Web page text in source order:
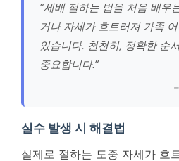
“세배 절하는 법을 처음 배우
거나 자세가 흐트러져 가족
있습니다. 천천히, 정확한 순
중요합니다.”
실수 발생 시 해결법
실제로 절하는 도중 자세가 흐